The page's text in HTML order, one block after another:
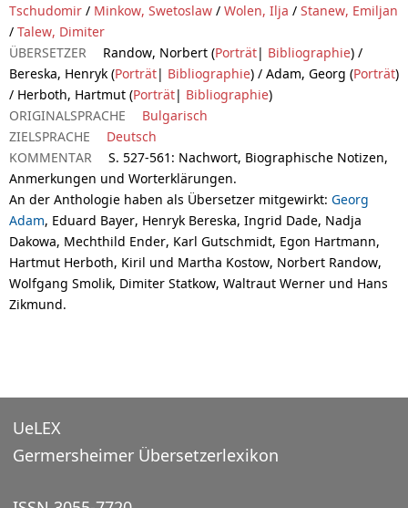
Tschudomir / Minkow, Swetoslaw / Wolen, Ilja / Stanew, Emiljan
/ Talew, Dimiter
ÜBERSETZER
Randow, Norbert (Porträt| Bibliographie) /
Bereska, Henryk (Porträt| Bibliographie) / Adam, Georg (Porträt)
/ Herboth, Hartmut (Porträt| Bibliographie)
ORIGINALSPRACHE
Bulgarisch
ZIELSPRACHE
Deutsch
KOMMENTAR
S. 527-561: Nachwort, Biographische Notizen,
Anmerkungen und Worterklärungen.
An der Anthologie haben als Übersetzer mitgewirkt: Georg
Adam, Eduard Bayer, Henryk Bereska, Ingrid Dade, Nadja
Dakowa, Mechthild Ender, Karl Gutschmidt, Egon Hartmann,
Hartmut Herboth, Kiril und Martha Kostow, Norbert Randow,
Wolfgang Smolik, Dimiter Statkow, Waltraut Werner und Hans
Zikmund.
UeLEX
Germersheimer Übersetzerlexikon